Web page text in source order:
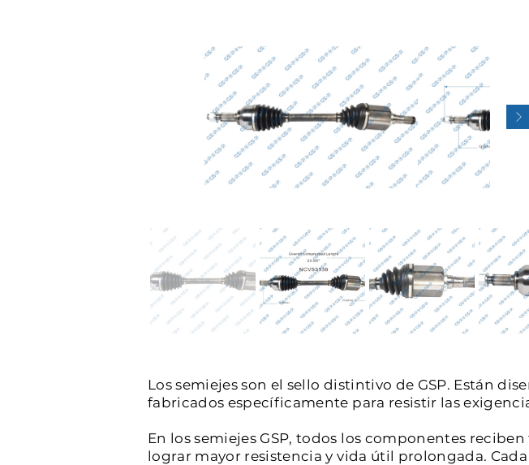
Los semiejes son el sello distintivo de GSP. Están
fabricados específicamente para resistir las
En los semiejes GSP, todos los componentes
lograr mayor resistencia y vida útil prolongada.